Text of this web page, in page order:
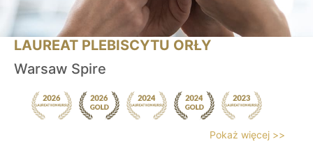
LAUREAT PLEBISCYTU ORŁY
Warsaw Spire
Pokaż więcej >>